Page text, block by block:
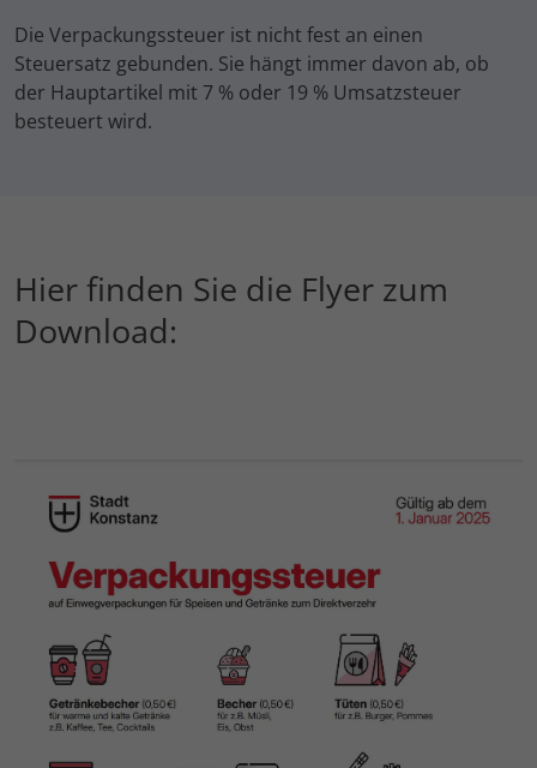
Die Verpackungssteuer ist nicht fest an einen
Steuersatz gebunden. Sie hängt immer davon ab, ob
der Hauptartikel mit 7 % oder 19 % Umsatzsteuer
besteuert wird.
Hier finden Sie die Flyer zum
Download: